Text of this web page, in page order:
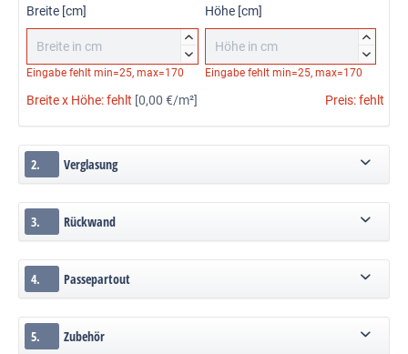
Breite [cm]


Höhe [cm]


Eingabe fehlt min=25, max=170 Eingabe fehlt min=25, max=170
Breite x Höhe:fehlt [0,00 €/m²] Preis:fehlt
2. Verglasung
3. Rückwand
4. Passepartout
5. Zubehör